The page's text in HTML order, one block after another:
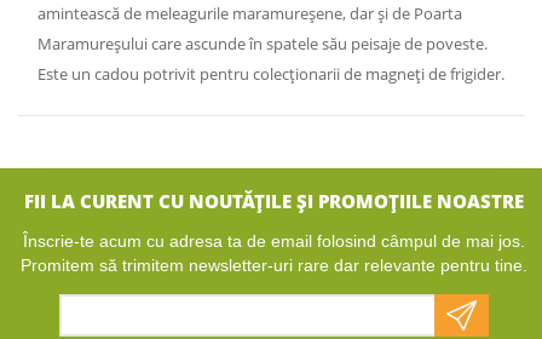
amintească de meleagurile maramureșene, dar și de Poarta
Maramureșului care ascunde în spatele său peisaje de poveste.
Este un cadou potrivit pentru colecționarii de magneți de frigider.
FII LA CURENT CU NOUTĂȚILE ȘI PROMOȚIILE NOASTRE
Înscrie-te acum cu adresa ta de email folosind câmpul de mai jos.
Promitem să trimitem newsletter-uri rare dar relevante pentru tine.